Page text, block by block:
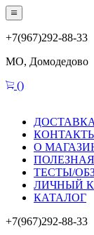
+7(967)292-88-33
МО, Домодедово
()
О
ТЕСТЫ/
ЛИЧНЫЙ
КАТАЛОГ
+7(967)292-88-33